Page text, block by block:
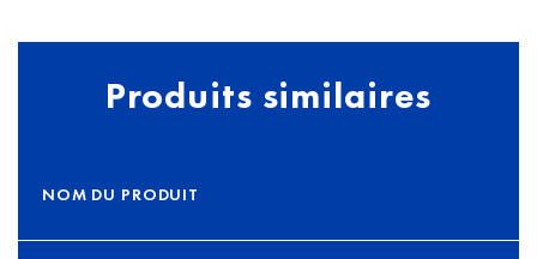
Produits similaires
NOM DU PRODUIT